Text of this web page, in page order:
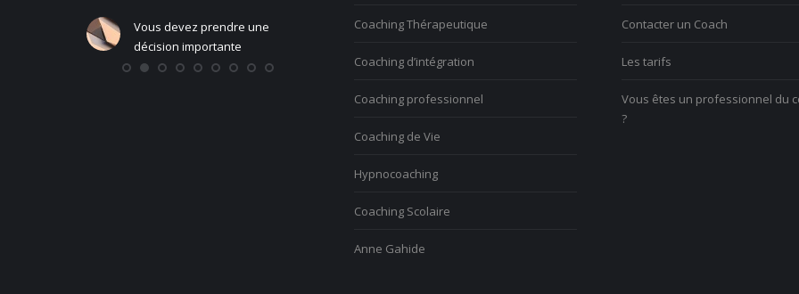
Vous devez prendre une
décision importante
Vous voulez trouver votre voixCoaching Thérapeutique
Coaching d’intégration
Coaching professionnel
Coaching de Vie
Hypnocoaching
Coaching Scolaire
Anne Gahide
Contacter un Coach
Les tarifs
Vous êtes un professionnel du
?